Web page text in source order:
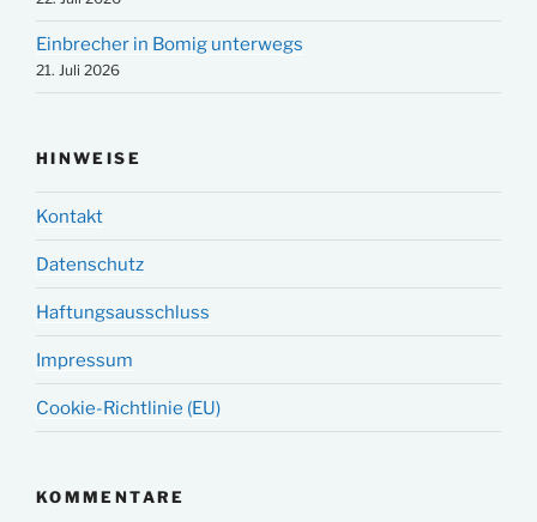
Einbrecher in Bomig unterwegs
21. Juli 2026
HINWEISE
Kontakt
Datenschutz
Haftungsausschluss
Impressum
Cookie-Richtlinie (EU)
KOMMENTARE